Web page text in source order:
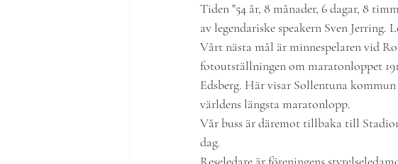
Tiden "54 år, 8 månader, 6 dagar, 8
av legendariske speakern Sven
Vårt nästa mål är minnespelaren vid
fotoutställningen om maratonloppet
Edsberg. Här visar Sollentuna
världens längsta maratonlopp.
Vår buss är däremot tillbaka till
dag.